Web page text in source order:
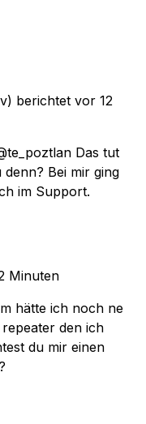
berichtet vor 12
Das tut
Bei mir ging
im Support.
Minuten
hätte ich noch ne
den ich
du mir einen